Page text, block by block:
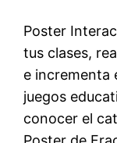
Poster
tus clases,
e incrementa
juegos
conocer el